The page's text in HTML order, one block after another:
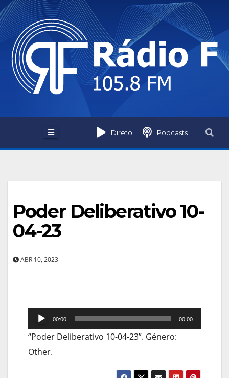
Skip
to
content
Direto Podcasts
Poder Deliberativo 10-
04-23
ABR 10, 2023
Reprodutor
de
áudio
00:00 00:00
“Poder Deliberativo 10-04-23”. Género:
Other.